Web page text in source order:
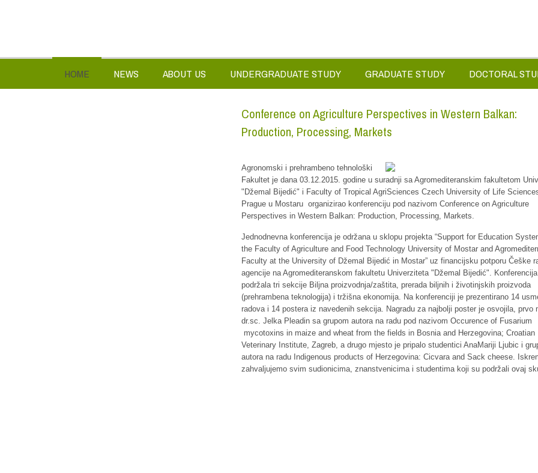
HOME NEWS ABOUT US UNDERGRADUATE STUDY GRADUATE STUDY DOCTORAL
Conference on Agriculture Perspectives in Western Balkan:
Production, Processing, Markets
Agronomski i prehrambeno tehnološki
Fakultet je dana 03.12.2015. godine u suradnji sa Agromediteranskim fakultetom
"Džemal Bijedić" i Faculty of Tropical AgriSciences Czech University of Life
Prague u Mostaru organizirao konferenciju pod nazivom Conference on Agriculture
Perspectives in Western Balkan: Production, Processing, Markets.
Jednodnevna konferencija je održana u sklopu projekta “Support for Education
the Faculty of Agriculture and Food Technology University of Mostar and
Faculty at the University of Džemal Bijedić in Mostar” uz financijsku potporu Češke
agencije na Agromediteranskom fakultetu Univerziteta "Džemal Bijedić".
podržala tri sekcije Biljna proizvodnja/zaštita, prerada biljnih i životinjskih proizvoda
(prehrambena teknologija) i tržišna ekonomija. Na konferenciji je prezentirano 14
radova i 14 postera iz navedenih sekcija. Nagradu za najbolji poster je osvojila, prvo
dr.sc. Jelka Pleadin sa grupom autora na radu pod nazivom Occurence of Fusarium
mycotoxins in maize and wheat from the fields in Bosnia and Herzegovina; Croatian
Veterinary Institute, Zagreb, a drugo mjesto je pripalo studentici AnaMariji Ljubic i
autora na radu Indigenous products of Herzegovina: Cicvara and Sack cheese.
zahvaljujemo svim sudionicima, znanstvenicima i studentima koji su podržali ovaj